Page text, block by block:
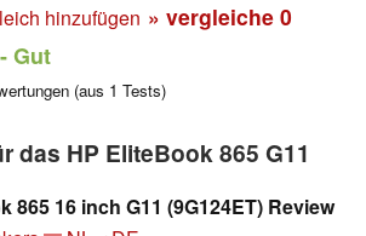
hinzufügen » vergleiche 0
- Gut
(aus 1 Tests)
das HP EliteBook 865 G11
865 16 inch G11 (9G124ET) Review